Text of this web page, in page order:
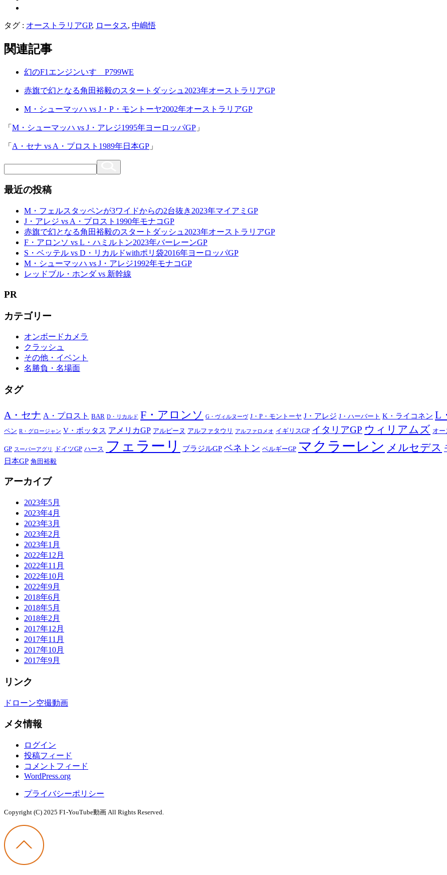
タグ : オーストラリアGP, ロータス, 中嶋悟
関連記事
幻のF1エンジンいすゞP799WE
赤旗で幻となる角田裕毅のスタートダッシュ2023年オーストラリアGP
M・シューマッハ vs J・P・モントーヤ2002年オーストラリアGP
「 M・シューマッハ vs J・アレジ1995年ヨーロッパGP 」
「 A・セナ vs A・プロスト1989年日本GP 」
最近の投稿
M・フェルスタッペンが3ワイドからの2台抜き2023年マイアミGP
J・アレジ vs A・プロスト1990年モナコGP
赤旗で幻となる角田裕毅のスタートダッシュ2023年オーストラリアGP
F・アロンソ vs L・ハミルトン2023年バーレーンGP
S・ベッテル vs D・リカルドwithポリ袋2016年ヨーロッパGP
M・シューマッハ vs J・アレジ1992年モナコGP
レッドブル・ホンダ vs 新幹線
PR
カテゴリー
オンボードカメラ
クラッシュ
その他・イベント
名勝負・名場面
タグ
A・セナ A・プロスト BAR D・リカルド F・アロンソ G・ヴィルヌーヴ J・P・モントーヤ J・アレジ J・ハーバート K・ライコネン L
ペン R・グロージャン V・ボッタス アメリカGP アルピーヌ アルファタウリ アルファロメオ イギリスGP イタリアGP ウィリアムズ オー
GP スーパーアグリ ドイツGP ハース フェラーリ ブラジルGP ベネトン ベルギーGP マクラーレン メルセデス
日本GP 角田裕毅
アーカイブ
2023年5月
2023年4月
2023年3月
2023年2月
2023年1月
2022年12月
2022年11月
2022年10月
2022年9月
2018年6月
2018年5月
2018年2月
2017年12月
2017年11月
2017年10月
2017年9月
リンク
ドローン空撮動画
メタ情報
ログイン
投稿フィード
コメントフィード
WordPress.org
プライバシーポリシー
Copyright (C) 2025 F1-YouTube動画 All Rights Reserved.